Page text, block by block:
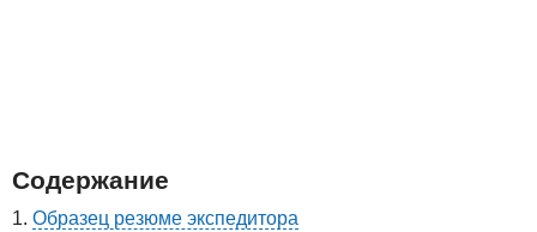
Содержание
Образец резюме экспедитора